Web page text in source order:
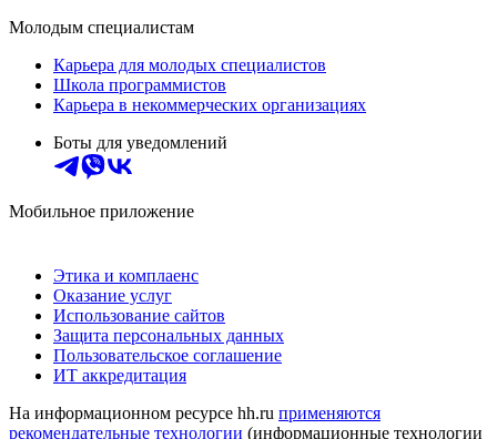
Молодым специалистам
Карьера для молодых специалистов
Школа программистов
Карьера в некоммерческих организациях
Боты для уведомлений
Мобильное приложение
Этика и комплаенс
Оказание услуг
Использование сайтов
Защита персональных данных
Пользовательское соглашение
ИТ аккредитация
На информационном ресурсе hh.ru применяются
рекомендательные технологии (информационные технологии